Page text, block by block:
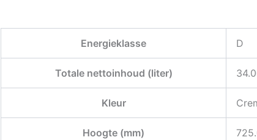
Energieklasse D
Totale nettoinhoud (liter)
Kleur
Hoogte (mm)